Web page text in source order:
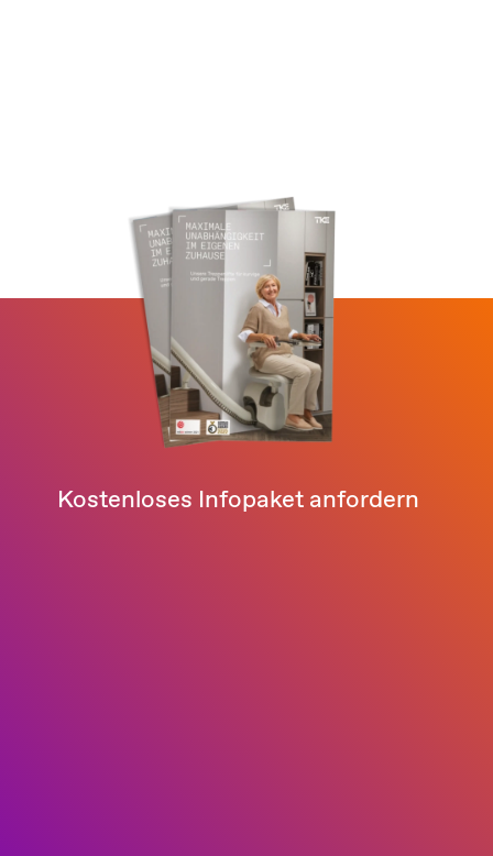
Kostenloses Infopaket anfordern